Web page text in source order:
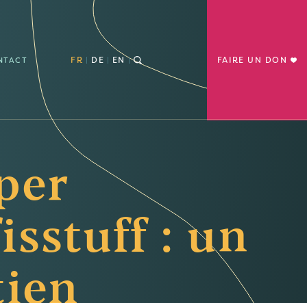
FR DE EN FAIRE UN DON
: un